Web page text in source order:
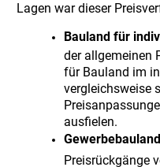
Lagen war dieser
Bauland für
der allgemeinen
für Bauland im
vergleichsweise
ausfielen.
Gewerbebauland
Preisrückgänge